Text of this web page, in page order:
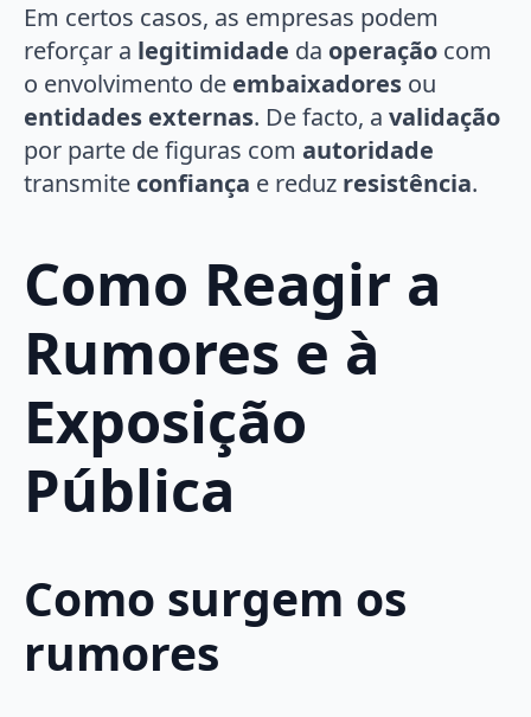
Em certos casos, as empresas podem
reforçar a legitimidade da operação com
o envolvimento de embaixadores ou
entidades externas. De facto, a validação
por parte de figuras com autoridade
transmite confiança e reduz resistência.
Como Reagir a
Rumores e à
Exposição
Pública
Como surgem os
rumores